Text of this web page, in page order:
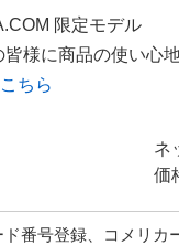
限定モデル
皆様に商品の使い心
ちら
ネ
価
ド番号登録、コメリカ